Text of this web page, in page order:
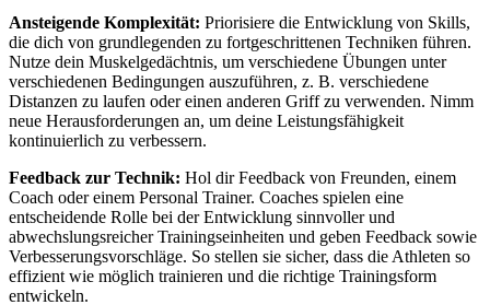
Ansteigende Komplexität: Priorisiere die Entwicklung von Skills,
die dich von grundlegenden zu fortgeschrittenen Techniken führen.
Nutze dein Muskelgedächtnis, um verschiedene Übungen unter
verschiedenen Bedingungen auszuführen, z. B. verschiedene
Distanzen zu laufen oder einen anderen Griff zu verwenden. Nimm
neue Herausforderungen an, um deine Leistungsfähigkeit
kontinuierlich zu verbessern.
Feedback zur Technik: Hol dir Feedback von Freunden, einem
Coach oder einem Personal Trainer. Coaches spielen eine
entscheidende Rolle bei der Entwicklung sinnvoller und
abwechslungsreicher Trainingseinheiten und geben Feedback sowie
Verbesserungsvorschläge. So stellen sie sicher, dass die Athleten so
effizient wie möglich trainieren und die richtige Trainingsform
entwickeln.